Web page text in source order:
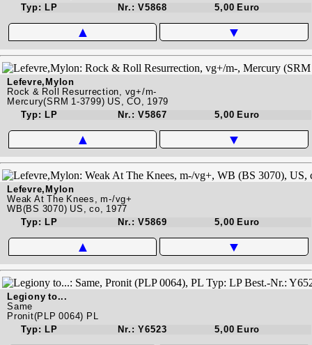
Typ: LP
Nr.: V5868 5,00 Euro
▲ ▼
Lefevre,Mylon
Rock & Roll Resurrection, vg+/m-
Mercury(SRM 1-3799) US, CO, 1979
Typ: LP
Nr.: V5867 5,00 Euro
▲ ▼
Lefevre,Mylon
Weak At The Knees, m-/vg+
WB(BS 3070) US, co, 1977
Typ: LP
Nr.: V5869 5,00 Euro
▲ ▼
Legiony to...
Same
Pronit(PLP 0064) PL
Typ: LP
Nr.: Y6523 5,00 Euro